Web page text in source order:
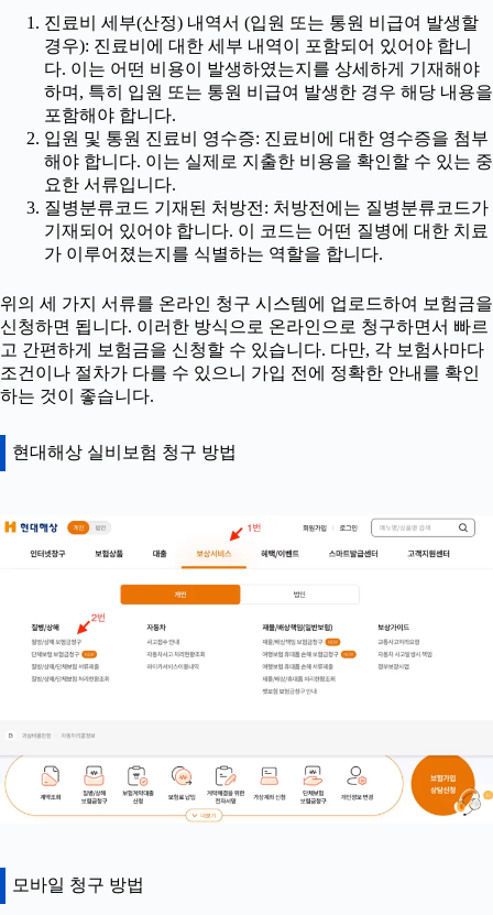
진료비 세부(산정) 내역서 (입원 또는 통원 비급여 발생할
경우): 진료비에 대한 세부 내역이 포함되어 있어야 합니
다. 이는 어떤 비용이 발생하였는지를 상세하게 기재해야
하며, 특히 입원 또는 통원 비급여 발생한 경우 해당 내용을
포함해야 합니다.
입원 및 통원 진료비 영수증: 진료비에 대한 영수증을 첨부
해야 합니다. 이는 실제로 지출한 비용을 확인할 수 있는 중
요한 서류입니다.
질병분류코드 기재된 처방전: 처방전에는 질병분류코드가
기재되어 있어야 합니다. 이 코드는 어떤 질병에 대한 치료
가 이루어졌는지를 식별하는 역할을 합니다.
위의 세 가지 서류를 온라인 청구 시스템에 업로드하여 보험금을
신청하면 됩니다. 이러한 방식으로 온라인으로 청구하면서 빠르
고 간편하게 보험금을 신청할 수 있습니다. 다만, 각 보험사마다
조건이나 절차가 다를 수 있으니 가입 전에 정확한 안내를 확인
하는 것이 좋습니다.
현대해상 실비보험 청구 방법
모바일 청구 방법